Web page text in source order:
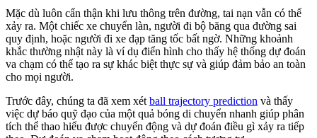
Mặc dù luôn cẩn thận khi lưu thông trên đường, tai nạn vẫn có thể
xảy ra. Một chiếc xe chuyển làn, người đi bộ băng qua đường sai
quy định, hoặc người đi xe đạp tăng tốc bất ngờ. Những khoảnh
khắc thường nhật này là ví dụ điển hình cho thấy hệ thống dự đoán
va chạm có thể tạo ra sự khác biệt thực sự và giúp đảm bảo an toàn
cho mọi người.
Trước đây, chúng ta đã xem xét ball trajectory prediction và thấy
việc dự báo quỹ đạo của một quả bóng di chuyển nhanh giúp phân
tích thể thao hiểu được chuyển động và dự đoán điều gì xảy ra tiếp